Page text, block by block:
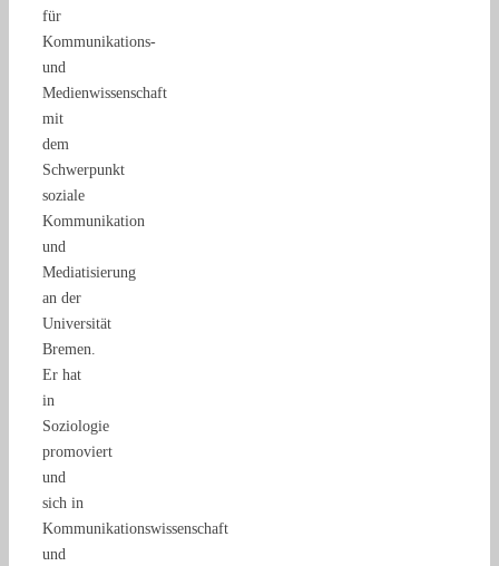
für
Kommunikations-
und
Medienwissenschaft
mit
dem
Schwerpunkt
soziale
Kommunikation
und
Mediatisierung
an der
Universität
Bremen.
Er hat
in
Soziologie
promoviert
und
sich in
Kommunikationswissenschaft
und